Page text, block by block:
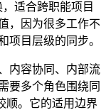
适合跨职能项目
，因为很多工作不
项目层级的同步。
内容协同、内部流
要多个角色围绕同
顺。它的适用边界